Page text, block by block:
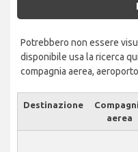
Potrebbero non essere
disponibile usa la ricerca
compagnia aerea,
Destinazione
aerea